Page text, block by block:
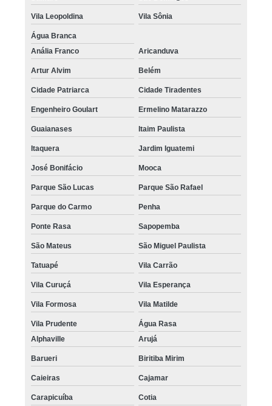
Vila Leopoldina Vila Sônia
Água Branca
Anália Franco
Aricanduva
Artur Alvim Belém
Cidade Patriarca Cidade Tiradentes
Engenheiro Goulart Ermelino Matarazzo
Guaianases Itaim Paulista
Itaquera Jardim Iguatemi
José Bonifácio Mooca
Parque São Lucas Parque São Rafael
Parque do Carmo Penha
Ponte Rasa Sapopemba
São Mateus São Miguel Paulista
Tatuapé Vila Carrão
Vila Curuçá Vila Esperança
Vila Formosa Vila Matilde
Vila Prudente
Água Rasa
Alphaville
Arujá
Barueri Biritiba Mirim
Caieiras Cajamar
Carapicuíba Cotia